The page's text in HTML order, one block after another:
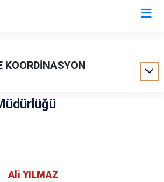
KOORDİNASYON
Ali YILMAZ